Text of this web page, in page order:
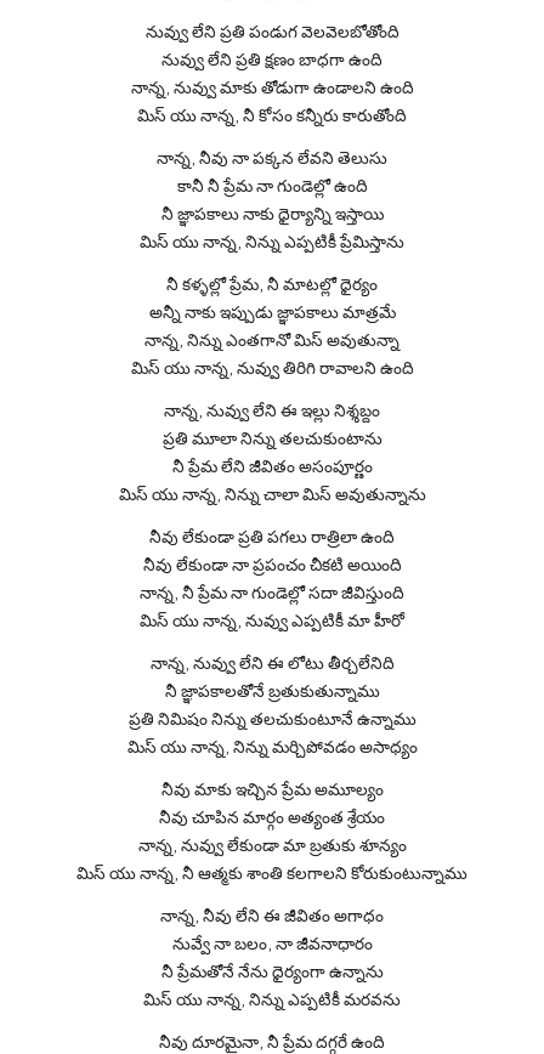
నువ్వు లేని ప్రతి పండుగ వెలవెలబోతోంది
నువ్వు లేని ప్రతి క్షణం బాధగా ఉంది
నాన్న, నువ్వు మాకు తోడుగా ఉండాలని ఉంది
మిస్ యు నాన్న, నీ కోసం కన్నీరు కారుతోంది
నాన్న, నీవు నా పక్కన లేవని తెలుసు
కానీ నీ ప్రేమ నా గుండెల్లో ఉంది
నీ జ్ఞాపకాలు నాకు ధైర్యాన్ని ఇస్తాయి
మిస్ యు నాన్న, నిన్ను ఎప్పటికీ ప్రేమిస్తాను
నీ కళ్ళల్లో ప్రేమ, నీ మాటల్లో ధైర్యం
అన్నీ నాకు ఇప్పుడు జ్ఞాపకాలు మాత్రమే
నాన్న, నిన్ను ఎంతగానో మిస్ అవుతున్నా
మిస్ యు నాన్న, నువ్వు తిరిగి రావాలని ఉంది
నాన్న, నువ్వు లేని ఈ ఇల్లు నిశ్శబ్దం
ప్రతి మూలా నిన్ను తలచుకుంటాను
నీ ప్రేమ లేని జీవితం అసంపూర్ణం
మిస్ యు నాన్న, నిన్ను చాలా మిస్ అవుతున్నాను
నీవు లేకుండా ప్రతి పగలు రాత్రిలా ఉంది
నీవు లేకుండా నా ప్రపంచం చీకటి అయింది
నాన్న, నీ ప్రేమ నా గుండెల్లో సదా జీవిస్తుంది
మిస్ యు నాన్న, నువ్వు ఎప్పటికీ మా హీరో
నాన్న, నువ్వు లేని ఈ లోటు తీర్చలేనిది
నీ జ్ఞాపకాలతోనే బ్రతుకుతున్నాము
ప్రతి నిమిషం నిన్ను తలచుకుంటూనే ఉన్నాము
మిస్ యు నాన్న, నిన్ను మర్చిపోవడం అసాధ్యం
నీవు మాకు ఇచ్చిన ప్రేమ అమూల్యం
నీవు చూపిన మార్గం అత్యంత శ్రేయం
నాన్న, నువ్వు లేకుండా మా బ్రతుకు శూన్యం
మిస్ యు నాన్న, నీ ఆత్మకు శాంతి కలగాలని కోరుకుంటున్నాము
నాన్న, నీవు లేని ఈ జీవితం అగాధం
నువ్వే నా బలం, నా జీవనాధారం
నీ ప్రేమతోనే నేను ధైర్యంగా ఉన్నాను
మిస్ యు నాన్న, నిన్ను ఎప్పటికీ మరవను
నీవు దూరమైనా, నీ ప్రేమ దగ్గరే ఉంది